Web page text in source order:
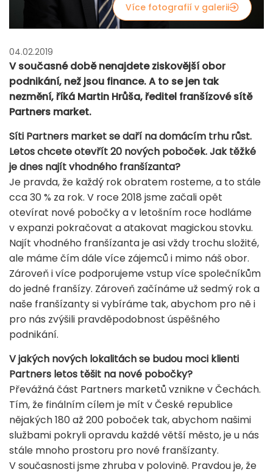
Více fotografií v galerii
04.02.2019
V současné době nenajdete ziskovější obor
podnikání, než jsou finance. A to se jen tak
nezmění, říká Martin Hrůša, ředitel franšízové sítě
Partners market.
Síti Partners market se daří na domácím trhu růst.
Letos chcete otevřít 20 nových poboček. Jak těžké
je dnes najít vhodného franšízanta?
Je pravda, že každý rok obratem rosteme, a to stále
cca 30 % za rok. V roce 2018 jsme začali opět
otevírat nové pobočky a v letošním roce hodláme
v expanzi pokračovat a atakovat magickou stovku.
Najít vhodného franšízanta je asi vždy trochu složité,
ale máme čím dále více zájemců i mimo náš obor.
Zároveň i více podporujeme vstup více společníkům
do jedné franšízy. Zároveň začínáme už sedmý rok a
naše franšízanty si vybíráme tak, abychom pro ně i
pro nás zvýšili pravděpodobnost úspěšného
podnikání.
V jakých nových lokalitách se budou moci klienti
Partners letos těšit na nové pobočky?
Převážná část Partners marketů vznikne v Čechách.
Tím, že finálním cílem je mít v České republice
nějakých 180 až 200 poboček tak, abychom našimi
službami pokryli opravdu každé větší město, je u nás
stále mnoho prostoru pro nové franšízanty.
V současnosti jsme zhruba v polovině. Pravdou je, že